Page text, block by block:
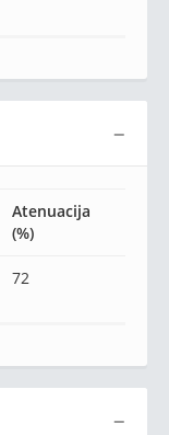
−
Atenuacija
(%)
72
−